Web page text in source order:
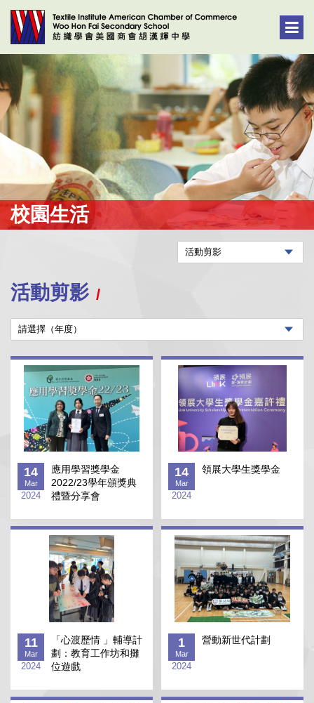
校園生活
活動剪影
14
Mar
2024
應用學習獎學金
2022/23學年頒獎典
禮暨分享會
14
Mar
2024
領展大學生獎學金
11
Mar
2024
「心渡歷情 」輔導計
劃：教育工作坊和攤
位遊戲
1
Mar
2024
營動新世代計劃